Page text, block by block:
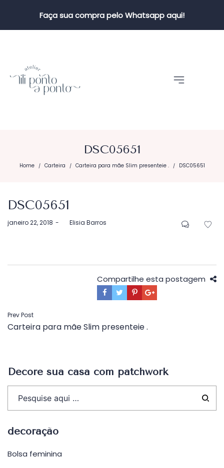
Faça sua compra pelo Whatsapp aqui!
DSC05651
Home / Carteira / Carteira para mãe Slim presenteie . / DSC05651
DSC05651
Postado
janeiro 22, 2018 byElisia Barros
Compartilhe esta postagem
Navegação
de
Prev Post
Carteira para mãe Slim presenteie .
Decore sua casa com patchwork
decoração
Bolsa feminina